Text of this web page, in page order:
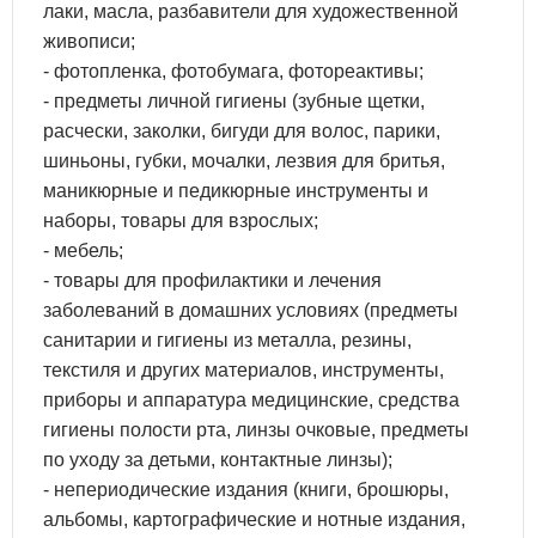
лаки, масла, разбавители для художественной
живописи;
- фотопленка, фотобумага, фотореактивы;
- предметы личной гигиены (зубные щетки,
расчески, заколки, бигуди для волос, парики,
шиньоны, губки, мочалки, лезвия для бритья,
маникюрные и педикюрные инструменты и
наборы, товары для взрослых;
- мебель;
- товары для профилактики и лечения
заболеваний в домашних условиях (предметы
санитарии и гигиены из металла, резины,
текстиля и других материалов, инструменты,
приборы и аппаратура медицинские, средства
гигиены полости рта, линзы очковые, предметы
по уходу за детьми, контактные линзы);
- непериодические издания (книги, брошюры,
альбомы, картографические и нотные издания,